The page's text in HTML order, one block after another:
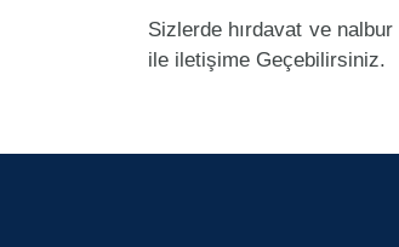
Sizlerde hırdavat ve
ile iletişime Geçebilirsiniz.